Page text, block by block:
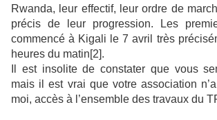
Rwanda, leur effectif, leur ordre de
précis de leur progression. Les
commencé à Kigali le 7 avril très
heures du matin[2].
Il est insolite de constater que vous
mais il est vrai que votre association
moi, accès à l’ensemble des travaux du